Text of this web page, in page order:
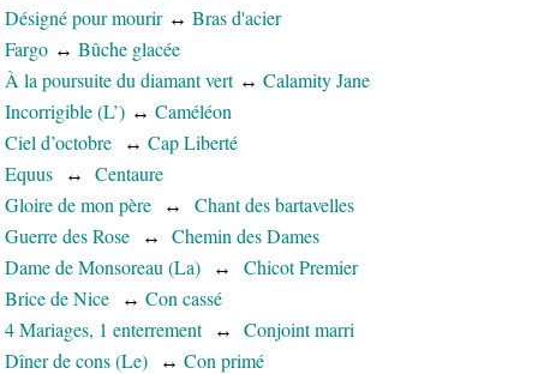
Désigné pour mourir ↔ Bras d'acier
Fargo ↔ Bûche glacée
À la poursuite du diamant vert ↔ Calamity Jane
Incorrigible (L’) ↔ Caméléon
Ciel d’octobre
↔ Cap Liberté
Equus
↔ Centaure
Gloire de mon père
↔
Chant des bartavelles
Guerre des Rose
↔ Chemin des Dames
Dame de Monsoreau (La)
↔
Chicot Premier
Brice de Nice
↔ Con cassé
4 Mariages, 1 enterrement ↔ Conjoint marri
Dîner de cons (Le)
↔ Con primé